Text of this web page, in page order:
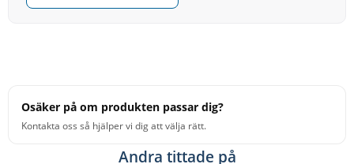
Osäker på om produkten passar dig?
Kontakta oss så hjälper vi dig att välja rätt.
Andra tittade på